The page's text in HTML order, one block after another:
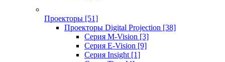
Проекторы [51]
Проекторы Digital Projection [38]
Серия M-Vision [3]
Серия E-Vision [9]
Серия Insight [1]